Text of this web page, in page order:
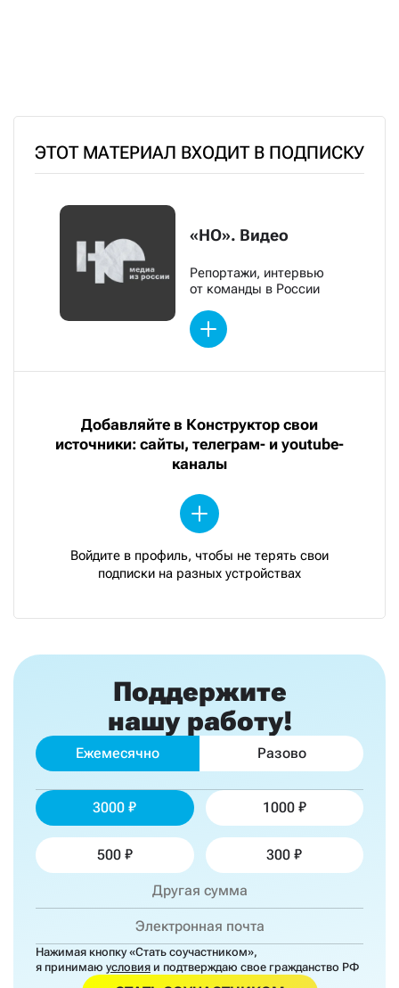
ЭТОТ МАТЕРИАЛ ВХОДИТ В ПОДПИСКУ
«НО». Видео
Репортажи, интервью
от команды в России
Добавляйте в Конструктор свои
источники: сайты, телеграм- и youtube-
каналы
Войдите в профиль, чтобы не терять свои
подписки на разных устройствах
Поддержите
нашу работу!
Ежемесячно Разово
3000 1000
500 300
Нажимая кнопку «Стать соучастником»,
я принимаю условия и подтверждаю свое гражданство РФ